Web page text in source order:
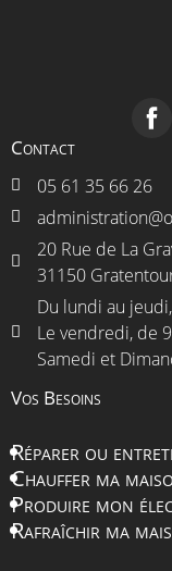
Contact
05 61 35 66 26
20 Rue de La
31150
Du lundi au
Le vendredi, de
Samedi et
Vos Besoins
Réparer ou
Chauffer ma
Produire mon
Rafraîchir ma